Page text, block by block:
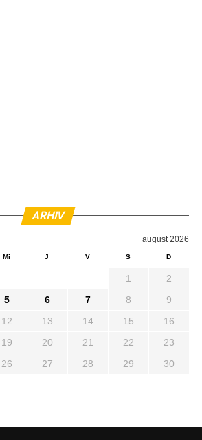
ARHIV
august 2026
Mi J V S D
1
2
5 6 7 8
9
12 13 14 15
16
19 20 21 22
23
26 27 28 29
30